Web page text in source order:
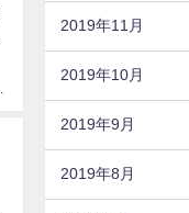
2019年11月
2019年10月
2019年9月
2019年8月